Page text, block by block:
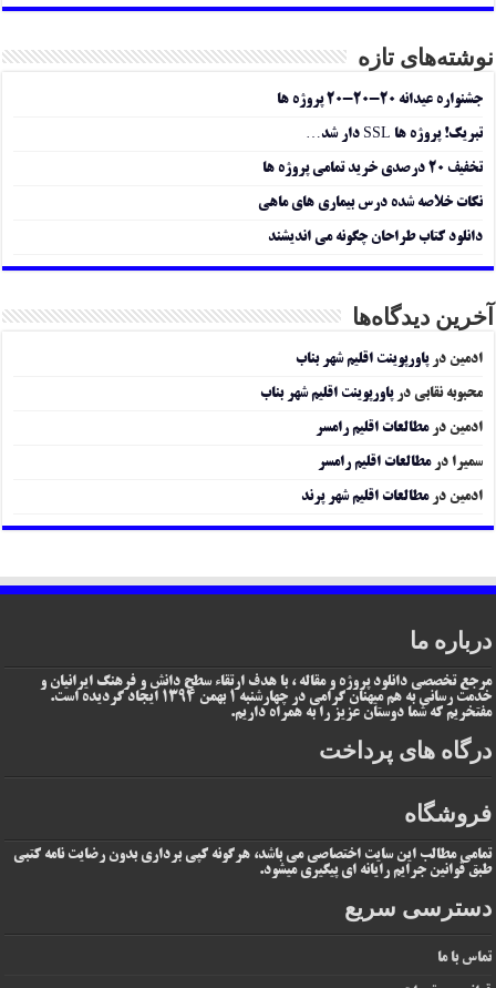
نوشته‌های تازه
جشنواره عیدانه ۲۰-۲۰-۲۰ پروژه ها
تبریک! پروژه ها SSL دار شد…
تخفیف ۲۰ درصدی خرید تمامی پروژه ها
نکات خلاصه شده درس بیماری های ماهی
دانلود کتاب طراحان چگونه می اندیشند
آخرین دیدگاه‌ها
ادمین درپاورپوینت اقلیم شهر بناب
محبوبه نقابی درپاورپوینت اقلیم شهر بناب
ادمین درمطالعات اقلیم رامسر
سمیرا درمطالعات اقلیم رامسر
ادمین درمطالعات اقلیم شهر پرند
درباره ما
مرجع تخصصی دانلود پروژه و مقاله ، با هدف ارتقاء سطح دانش و فرهنگ ایرانیان و
خدمت رسانی به هم میهنان گرامی در چهارشنبه 1 بهمن 1394 ایجاد گردیده است.
مفتخریم که شما دوستان عزیز را به همراه داریم.
درگاه های پرداخت
فروشگاه
تمامی مطالب این سایت اختصاصی می باشد، هرگونه کپی برداری بدون رضایت نامه کتبی
طبق قوانین جرایم رایانه ای پیگیری میشود.
دسترسی سریع
تماس با ما